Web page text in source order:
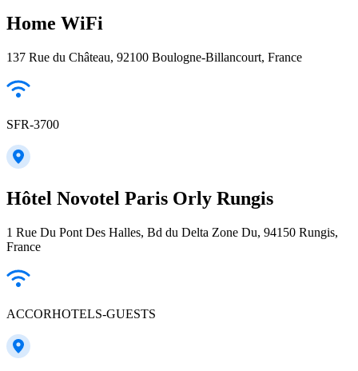
Home WiFi
137 Rue du Château, 92100 Boulogne-Billancourt, France
SFR-3700
Hôtel Novotel Paris Orly Rungis
1 Rue Du Pont Des Halles, Bd du Delta Zone Du, 94150 Rungis,
France
ACCORHOTELS-GUESTS